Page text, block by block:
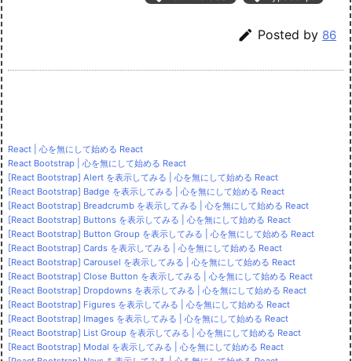
 Posted by 86
React | 心を無にして始める React
React Bootstrap | 心を無にして始める React
[React Bootstrap] Alert を表示してみる | 心を無にして始める React
[React Bootstrap] Badge を表示してみる | 心を無にして始める React
[React Bootstrap] Breadcrumb を表示してみる | 心を無にして始める React
[React Bootstrap] Buttons を表示してみる | 心を無にして始める React
[React Bootstrap] Button Group を表示してみる | 心を無にして始める React
[React Bootstrap] Cards を表示してみる | 心を無にして始める React
[React Bootstrap] Carousel を表示してみる | 心を無にして始める React
[React Bootstrap] Close Button を表示してみる | 心を無にして始める React
[React Bootstrap] Dropdowns を表示してみる | 心を無にして始める React
[React Bootstrap] Figures を表示してみる | 心を無にして始める React
[React Bootstrap] Images を表示してみる | 心を無にして始める React
[React Bootstrap] List Group を表示してみる | 心を無にして始める React
[React Bootstrap] Modal を表示してみる | 心を無にして始める React